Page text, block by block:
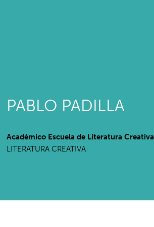
PABLO PADILLA
Académico Escuela de Literatura Creativa
LITERATURA CREATIVA